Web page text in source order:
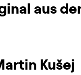
aus
Kušej